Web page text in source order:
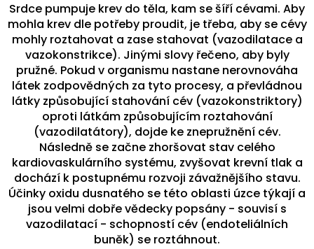
Srdce pumpuje krev do těla, kam se šíří cévami. Aby
mohla krev dle potřeby proudit, je třeba, aby se cévy
mohly roztahovat a zase stahovat (vazodilatace a
vazokonstrikce). Jinými slovy řečeno, aby byly
pružné. Pokud v organismu nastane nerovnováha
látek zodpovědných za tyto procesy, a převládnou
látky způsobující stahování cév (vazokonstriktory)
oproti látkám způsobujícím roztahování
(vazodilatátory), dojde ke znepružnění cév.
Následně se začne zhoršovat stav celého
kardiovaskulárního systému, zvyšovat krevní tlak a
dochází k postupnému rozvoji závažnějšího stavu.
Účinky oxidu dusnatého se této oblasti úzce týkají a
jsou velmi dobře vědecky popsány - souvisí s
vazodilatací - schopností cév (endoteliálních
buněk) se roztáhnout.